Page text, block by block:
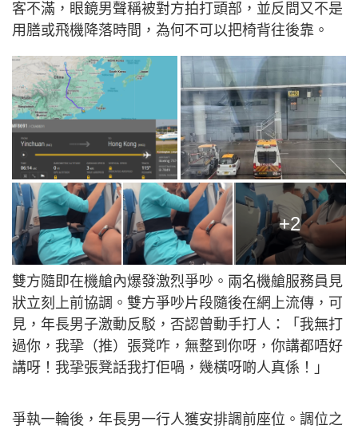
客不滿，眼鏡男聲稱被對方拍打頭部，並反問又不是
用膳或飛機降落時間，為何不可以把椅背往後靠。
+2
雙方隨即在機艙內爆發激烈爭吵。兩名機艙服務員見
狀立刻上前協調。雙方爭吵片段隨後在網上流傳，可
見，年長男子激動反駁，否認曾動手打人：「我無打
過你，我㧬（推）張凳咋，無整到你呀，你講都唔好
講呀！我㧬張凳話我打佢喎，幾橫呀啲人真係！」
爭執一輪後，年長男一行人獲安排調前座位。調位之